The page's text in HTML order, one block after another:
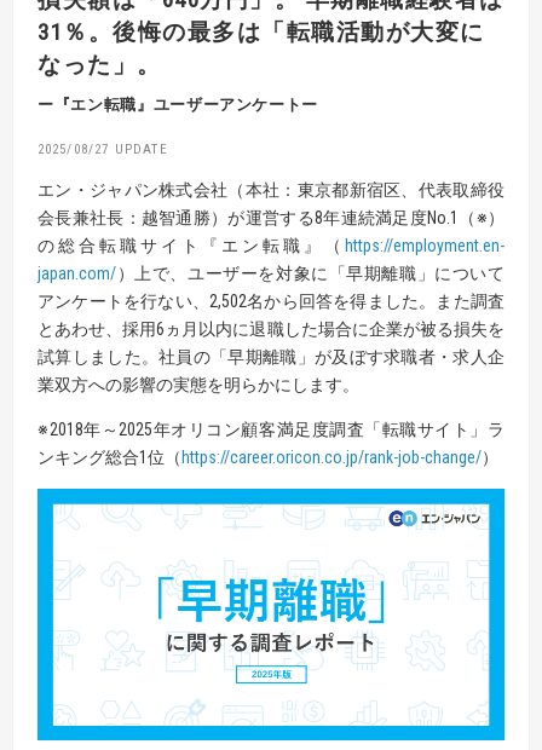
31％。後悔の最多は「転職活動が大変に
なった」。
ー『エン転職』ユーザーアンケートー
2025/08/27
エン・ジャパン株式会社（本社：東京都新宿区、代表取締役
会長兼社長：越智通勝）が運営する8年連続満足度No.1（※）
の総合転職サイト『エン転職』（ https://employment.en-
japan.com/）上で、ユーザーを対象に「早期離職」について
アンケートを行ない、2,502名から回答を得ました。また調査
とあわせ、採用6ヵ月以内に退職した場合に企業が被る損失を
試算しました。社員の「早期離職」が及ぼす求職者・求人企
業双方への影響の実態を明らかにします。
※2018年～2025年オリコン顧客満足度調査「転職サイト」ラ
ンキング総合1位（ https://career.oricon.co.jp/rank-job-change/）